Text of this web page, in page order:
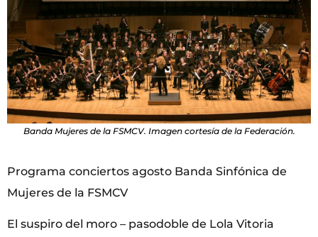
Banda Mujeres de la FSMCV. Imagen cortesía de la Federación.
Programa conciertos agosto Banda Sinfónica de
Mujeres de la FSMCV
El suspiro del moro – pasodoble de Lola Vitoria